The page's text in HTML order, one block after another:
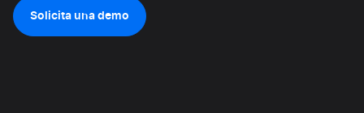
Solicita una demo